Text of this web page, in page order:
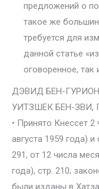
предложений о
такое же
требуется для
данной статье
оговоренное, так
ДЭВИД БЕН-ГУРИОН,
УИТЗШЕК БЕН-ЗВИ,
• Принято Кнессет
августа 1959 года)
291, от 12 числа
года), стр. 210;
были изданы в